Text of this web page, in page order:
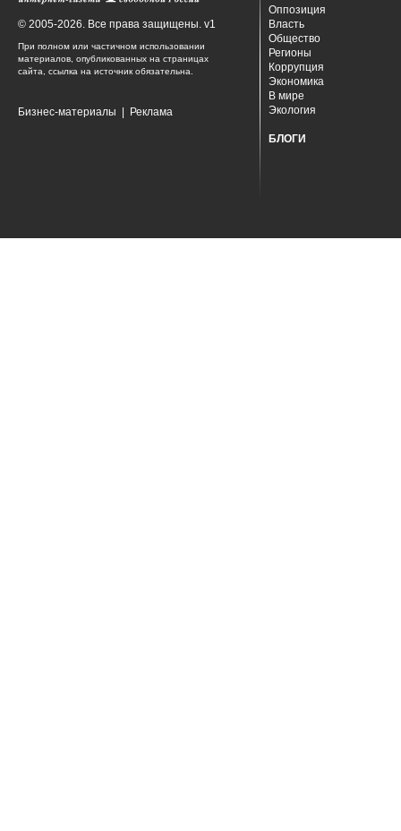
© 2005-2026. Все права защищены. v1
При полном или частичном использовании
материалов, опубликованных на страницах
сайта, ссылка на источник обязательна.
Бизнес-материалы Реклама
Оппозиция
Власть
Общество
Регионы
Коррупция
Экономика
В мире
Экология
БЛОГИ